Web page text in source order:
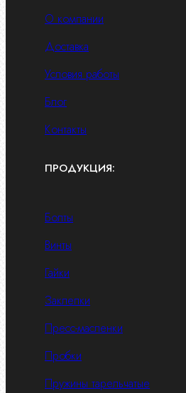
О компании
Доставка
Условия работы
Блог
Контакты
ПРОДУКЦИЯ:
Болты
Винты
Гайки
Заклепки
Пресс-масленки
Пробки
Пружины тарельчатые